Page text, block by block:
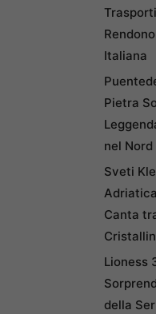
Italiana
Pietra
nel
Sveti
Canta
Lioness
della